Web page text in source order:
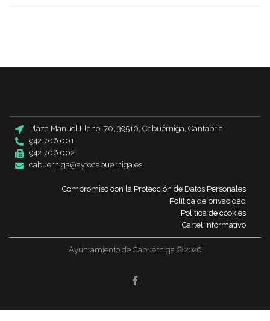
Plaza Manuel Llano, 70, 39510, Cabuérniga, Cantabria
942 706 001
942 706 002
cabuerniga@aytocabuerniga.es
Compromiso con la Protección de Datos Personales
Política de privacidad
Política de cookies
Cartel informativo
Ayuntamiento de Cabuérniga © 2026